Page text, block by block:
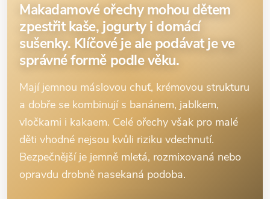
Makadamové ořechy mohou dětem
zpestřit kaše, jogurty i domácí
sušenky. Klíčové je ale podávat je ve
správné formě podle věku.
Mají jemnou máslovou chuť, krémovou strukturu
a dobře se kombinují s banánem, jablkem,
vločkami i kakaem. Celé ořechy však pro malé
děti vhodné nejsou kvůli riziku vdechnutí.
Bezpečnější je jemně mletá, rozmixovaná nebo
opravdu drobně nasekaná podoba.